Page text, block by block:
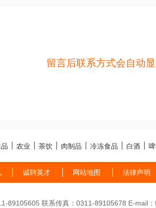
留言后联系方式会自动
农业 茶饮 肉制品 冷冻食品 白酒
诚聘英才 网站地图 法律声明
89105605 联系传真：0311-89105678 E-mail